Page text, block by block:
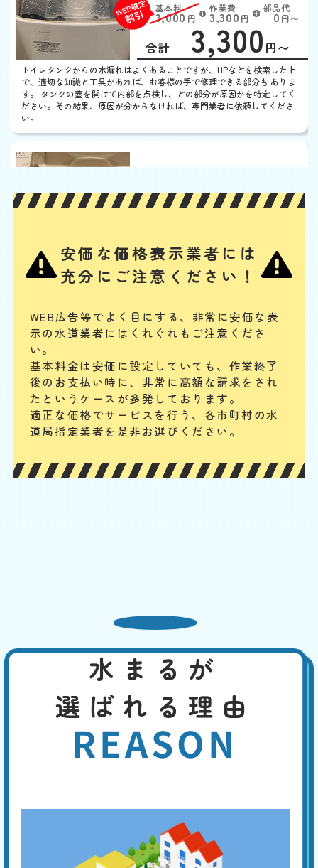
基本料
3,000 円 W
EB
限
定
割
引
作業費
3,300 円
部品代
0円〜
合計 3,300 円〜
トイレタンクからの水漏れはよくあることですが、HPなどを検索した上
で、適切な知識と工具があれば、お客様の手で修理できる部分も ありま
す。 タンクの蓋を開けて内部を点検し、どの部分が原因かを特定してく
ださい。その結果、原因が分からなければ、専門業者に依頼してくださ
い。
基本料
3,000 W
定
割
引
作業費
3,300
部品代
0
ノズルや内部のバルブユニットの汚れ・劣化、給水ホースの緩みや劣
化、給水フィルターのつまり、水抜き栓の劣化などが、主な水漏れの原
配管やパイプから水漏れ
基本料
3,000 円 W
EB
限
定
割
引
作業費
3,850 円
部品代
0
合計 3,850
配管継ぎ目のナット緩みや配管内パッキンの劣化などが原因の場合が多
いです。パイプの破損や分かりにくい細かなひび割れの場合もあります
ます。
使用するなどで、対策できます。先ずは、どこから水漏れしているかを
トイレの水がとまらない
基本料
3,000 円 W
EB
限
定
割
作業費
2,200円
合計 2,200
便器や手洗い管の水が流れっぱなしの場合は、トイレタンク内の機器の
い。
手洗い管から水がでない
安価な価格表示業者には
充分にご注意ください！
WEB広告等でよく目にする、非常に安価な表
示の水道業者にはくれぐれもご注意くださ
い。
基本料金は安価に設定していても、作業終了
後のお支払い時に、 非常に高額な請求をされ
たというケースが多発しております。
適正な価格でサービスを行う、各市町村の水
道局指定業者を是非お選びください。
水まるが
選ばれる理由
REASON